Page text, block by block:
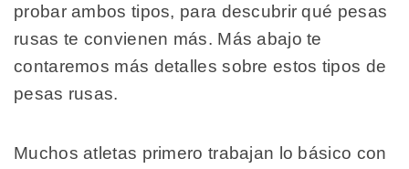
probar ambos tipos, para descubrir qué pesas
rusas te convienen más. Más abajo te
contaremos más detalles sobre estos tipos de
pesas rusas.
Muchos atletas primero trabajan lo básico con